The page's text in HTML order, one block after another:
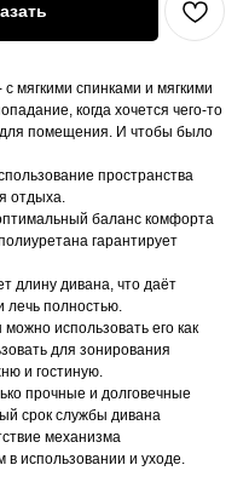
мягкими спинками и мягкими
когда хочется чего-то
для помещения. И чтобы было
пространства
отдыха.
баланс комфорта
гарантирует
длину дивана, что даёт
лечь полностью.
можно использовать его как
для зонирования
и гостиную.
прочные и долговечные
срок службы дивана
механизма
использовании и уходе.